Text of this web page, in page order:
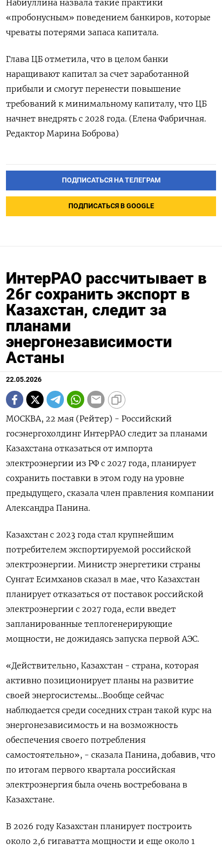
Набиуллина назвала такие практики
«пробонусным» поведением банкиров, которые
чреваты ‌потерями запаса капитала.
Глава ЦБ отметила, что в целом банки
наращивают капитал за счет заработанной
прибыли ​и смогут перенести повышение
требований к минимальному капиталу, что ЦБ
‌начнет внедрять с 2028 года. (Елена Фабричная.
Редактор Марина Боброва)
ПОДПИСАТЬСЯ НА ТЕЛЕГРАМ
ПОДПИСАТЬСЯ В GOOGLE
ИнтерРАО рассчитывает в
26г сохранить экспорт в
Казахстан, следит за
планами
энергонезависимости
Астаны
22.05.2026
МОСКВА, 22 мая (Рейтер) - Российский
госэнергохолдинг ИнтерРАО следит за планами
Казахстана отказаться от импорта
электроэнергии из РФ с 2027 года, планирует
сохранить поставки в этом году ‌на уровне
предыдущего, сказала член правления компании
Александра Панина.
Казахстан с 2023 года стал крупнейшим
потребителем экспортируемой российской
электроэнергии. Министр энергетики страны
Сунгат Есимханов сказал в ​мае, что Казахстан
планирует отказаться ​от поставок ​российской
электроэнергии с ⁠2027 года, если введет
запланированные теплогенерирующие
мощности, не дожидаясь ‌запуска первой АЭС.
«Действительно, Казахстан - страна, ‌которая
активно позиционирует планы на развитие
своей энергосистемы...Вообще сейчас
наблюдается среди соседних стран ​такой курс на
энергонезависимость и на возможность
обеспечения своего потребления
самостоятельно», - ‌сказала Панина, добавив, что
по итогам первого квартала российская
электроэнергия ​была очень востребована в
Казахстане.
В 2026 году Казахстан планирует построить
около ‌2,6 гигаватта мощности и еще около 1